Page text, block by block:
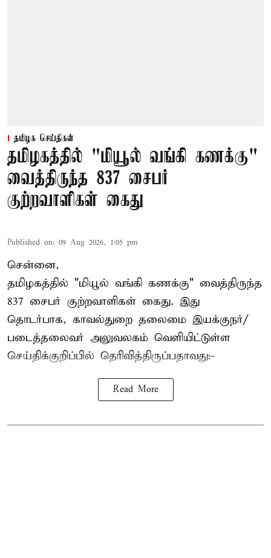
தமிழக செய்திகள்
தமிழகத்தில் "மியூல் வங்கி கணக்கு"
வைத்திருந்த 837 சைபர்
குற்றவாளிகள் கைது
Published on: 09 Aug 2026, 1:05 pm
சென்னை,
தமிழகத்தில் "மியூல் வங்கி கணக்கு" வைத்திருந்த
837 சைபர் குற்றவாளிகள் கைது. இது
தொடர்பாக, காவல்துறை தலைமை இயக்குநர்/
படைத்தலைவர் அலுவலகம் வெளியிட்டுள்ள
செய்திக்குறிப்பில் தெரிவித்திருப்பதாவது:-
Read More